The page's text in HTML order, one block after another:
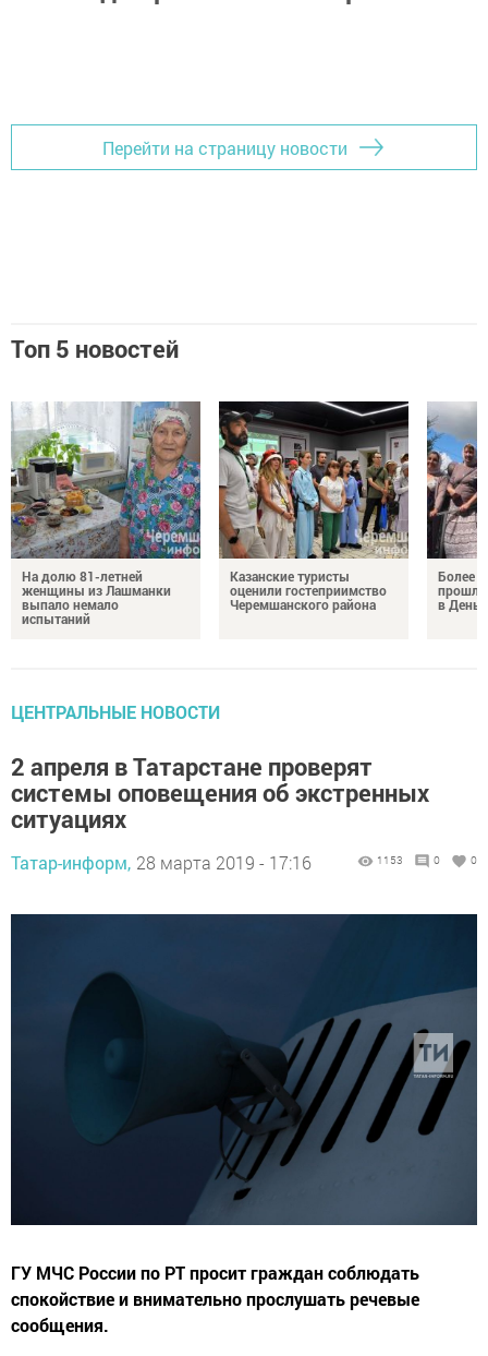
Перейти на страницу новости
Топ 5 новостей
На долю 81-летней
женщины из Лашманки
выпало немало
испытаний
Казанские туристы
оценили гостеприимство
Черемшанского района
Более
в День
ЦЕНТРАЛЬНЫЕ НОВОСТИ
2 апреля в Татарстане проверят
системы оповещения об экстренных
ситуациях
Татар-информ, 28 марта 2019 - 17:16 1153 0 0
ГУ МЧС России по РТ просит граждан соблюдать
спокойствие и внимательно прослушать речевые
сообщения.